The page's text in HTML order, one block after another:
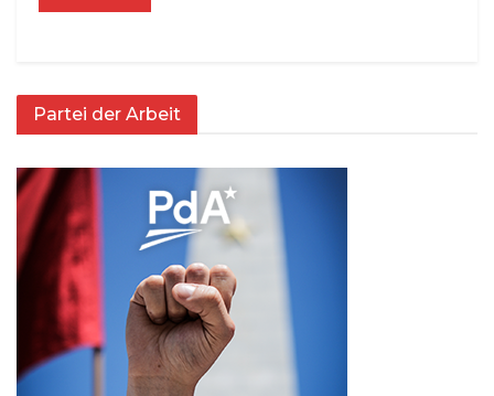
Partei der Arbeit